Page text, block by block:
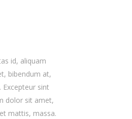
id, aliquam
bibendum at,
sint
dolor sit amet,
mattis, massa.